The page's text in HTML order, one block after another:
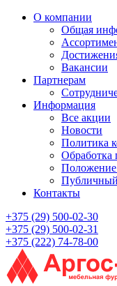
О компании
Общая
Вакансии
Партнерам
Информация
Все акции
Новости
Политика
Обработка
Положение
Контакты
+375 (29) 500-02-30
+375 (29) 500-02-31
+375 (222) 74-78-00